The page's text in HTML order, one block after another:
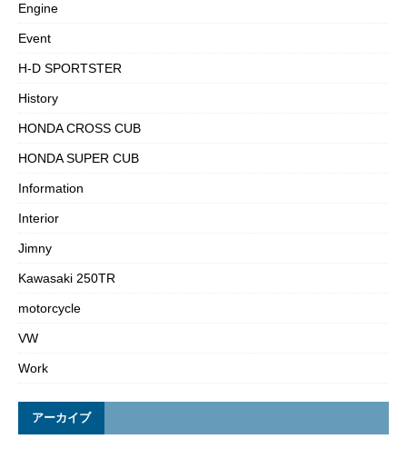
Engine
Event
H-D SPORTSTER
History
HONDA CROSS CUB
HONDA SUPER CUB
Information
Interior
Jimny
Kawasaki 250TR
motorcycle
VW
Work
アーカイブ